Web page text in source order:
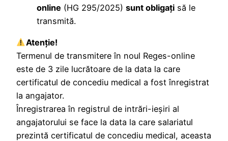
online (HG 295/2025) sunt obligaţi să le
transmită.
Atenţie!
Termenul de transmitere în noul Reges-online
este de 3 zile lucrătoare de la data la care
certificatul de concediu medical a fost înregistrat
la angajator.
Înregistrarea în registrul de intrări-ieșiri al
angajatorului se face la data la care salariatul
prezintă certificatul de concediu medical, aceasta